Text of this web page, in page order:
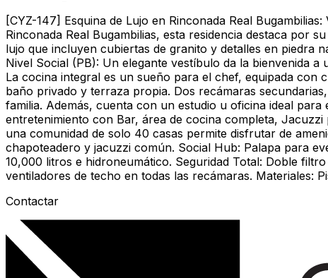
[CYZ-147] Esquina de Lujo en Rinconada Real
Rinconada Real Bugambilias, esta residencia destaca por
lujo que incluyen cubiertas de granito y detalles en piedra
Nivel Social (PB): Un elegante vestíbulo da la bienvenida
La cocina integral es un sueño para el chef, equipada con
baño privado y terraza propia. Dos recámaras
familia. Además, cuenta con un estudio u oficina ideal
entretenimiento con Bar, área de cocina completa,
una comunidad de solo 40 casas permite disfrutar de
chapoteadero y jacuzzi común. Social Hub: Palapa para
10,000 litros e hidroneumático. Seguridad Total: Doble
ventiladores de techo en todas las recámaras. Materiales:
Contactar